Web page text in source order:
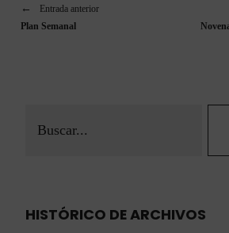
Entrada anterior
Plan Semanal
HISTÓRICO DE ARCHIVOS